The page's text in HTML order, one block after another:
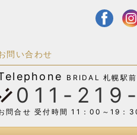
問い合わせ
BRIDAL 札幌駅前
011-
問合せ 受付時間 11：00～19：